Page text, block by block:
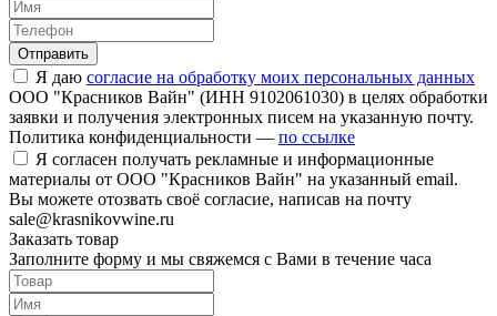
Отправить
Я даю согласие на обработку моих персональных данных
ООО "Красников Вайн" (ИНН 9102061030) в целях обработки
заявки и получения электронных писем на указанную почту.
Политика конфиденциальности — по ссылке
Я согласен получать рекламные и информационные
материалы от ООО "Красников Вайн" на указанный email.
Вы можете отозвать своё согласие, написав на почту
sale@krasnikovwine.ru
Заказать товар
Заполните форму и мы свяжемся с Вами в течение часа